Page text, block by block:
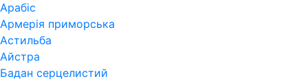
Арабіс
Армерія приморська
Астильба
Айстра
Бадан серцелистий